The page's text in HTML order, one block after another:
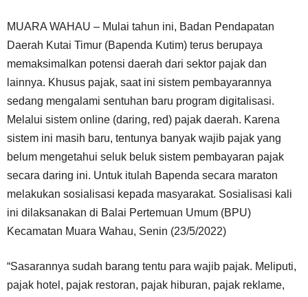
MUARA WAHAU – Mulai tahun ini, Badan Pendapatan
Daerah Kutai Timur (Bapenda Kutim) terus berupaya
memaksimalkan potensi daerah dari sektor pajak dan
lainnya. Khusus pajak, saat ini sistem pembayarannya
sedang mengalami sentuhan baru program digitalisasi.
Melalui sistem online (daring, red) pajak daerah. Karena
sistem ini masih baru, tentunya banyak wajib pajak yang
belum mengetahui seluk beluk sistem pembayaran pajak
secara daring ini. Untuk itulah Bapenda secara maraton
melakukan sosialisasi kepada masyarakat. Sosialisasi kali
ini dilaksanakan di Balai Pertemuan Umum (BPU)
Kecamatan Muara Wahau, Senin (23/5/2022)
“Sasarannya sudah barang tentu para wajib pajak. Meliputi,
pajak hotel, pajak restoran, pajak hiburan, pajak reklame,